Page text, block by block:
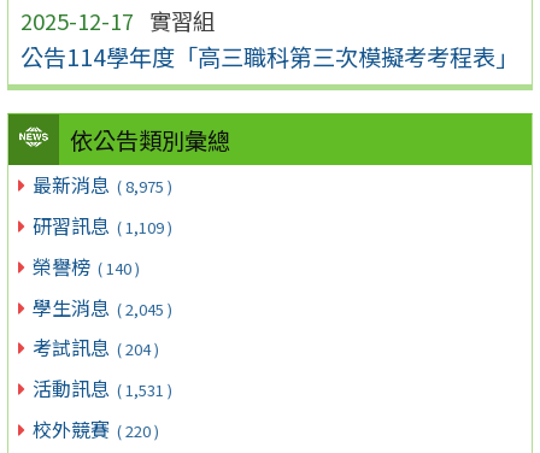
2025-12-17 實習組
公告114學年度「高三職科第三次模擬考考程表」
依公告類別彙總
最新消息 ( 8,975 )
研習訊息 ( 1,109 )
榮譽榜 ( 140 )
學生消息 ( 2,045 )
考試訊息 ( 204 )
活動訊息 ( 1,531 )
校外競賽 ( 220 )